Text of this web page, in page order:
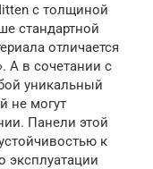
с толщиной
стандартной
отличается
А в сочетании с
уникальный
не могут
Панели этой
к
эксплуатации